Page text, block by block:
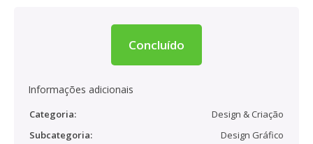
Concluído
Informações adicionais
Categoria:
Design & Criação
Subcategoria:
Design Gráfico